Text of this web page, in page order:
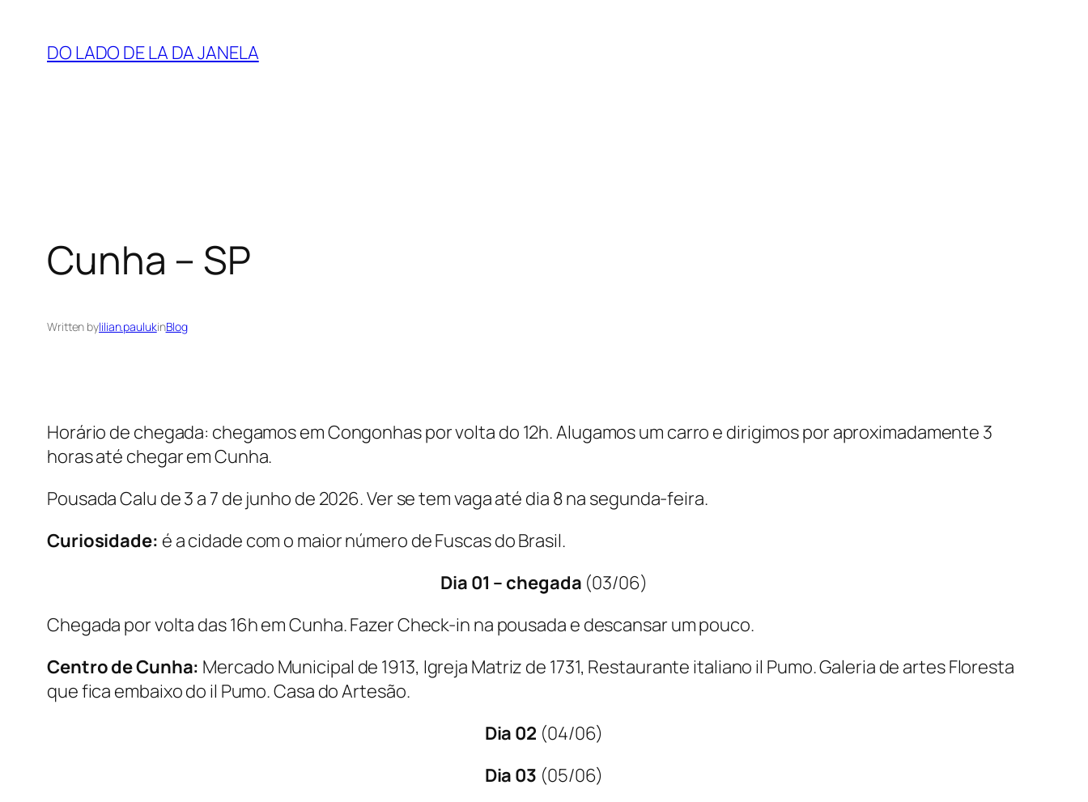
content
DO LADO DE LA DA JANELA
Cunha – SP
Written bylilian.paulukinBlog
Horário de chegada: chegamos em Congonhas por volta do 12h. Alugamos um carro e dirigimos por aproximadamente 3
horas até chegar em Cunha.
Pousada Calu de 3 a 7 de junho de 2026. Ver se tem vaga até dia 8 na segunda-feira.
Curiosidade: é a cidade com o maior número de Fuscas do Brasil.
Dia 01 – chegada (03/06)
Chegada por volta das 16h em Cunha. Fazer Check-in na pousada e descansar um pouco.
Centro de Cunha: Mercado Municipal de 1913, Igreja Matriz de 1731, Restaurante italiano il Pumo. Galeria de artes Floresta
que fica embaixo do il Pumo. Casa do Artesão.
Dia 02 (04/06)
Dia 03 (05/06)